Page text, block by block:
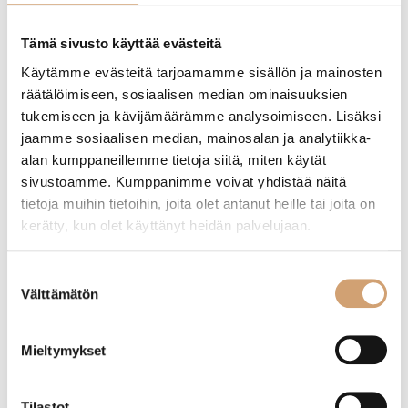
Tämä sivusto käyttää evästeitä
Käytämme evästeitä tarjoamamme sisällön ja mainosten
räätälöimiseen, sosiaalisen median ominaisuuksien
tukemiseen ja kävijämäärämme analysoimiseen. Lisäksi
jaamme sosiaalisen median, mainosalan ja analytiikka-
alan kumppaneillemme tietoja siitä, miten käytät
sivustoamme. Kumppanimme voivat yhdistää näitä
tietoja muihin tietoihin, joita olet antanut heille tai joita on
kerätty, kun olet käyttänyt heidän palvelujaan.
valinta
Välttämätön
Mieltymykset
Näytetään ainoa tulos